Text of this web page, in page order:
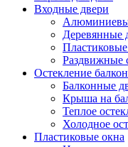
Входные двери
Деревянные
Раздвижные
Остекление
Балконные
Крыша на
Теплое
Холодное
Пластиковые окна